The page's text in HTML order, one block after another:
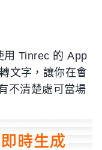
用 Tinrec 的 App
文字，讓你在會
不清楚處可當場